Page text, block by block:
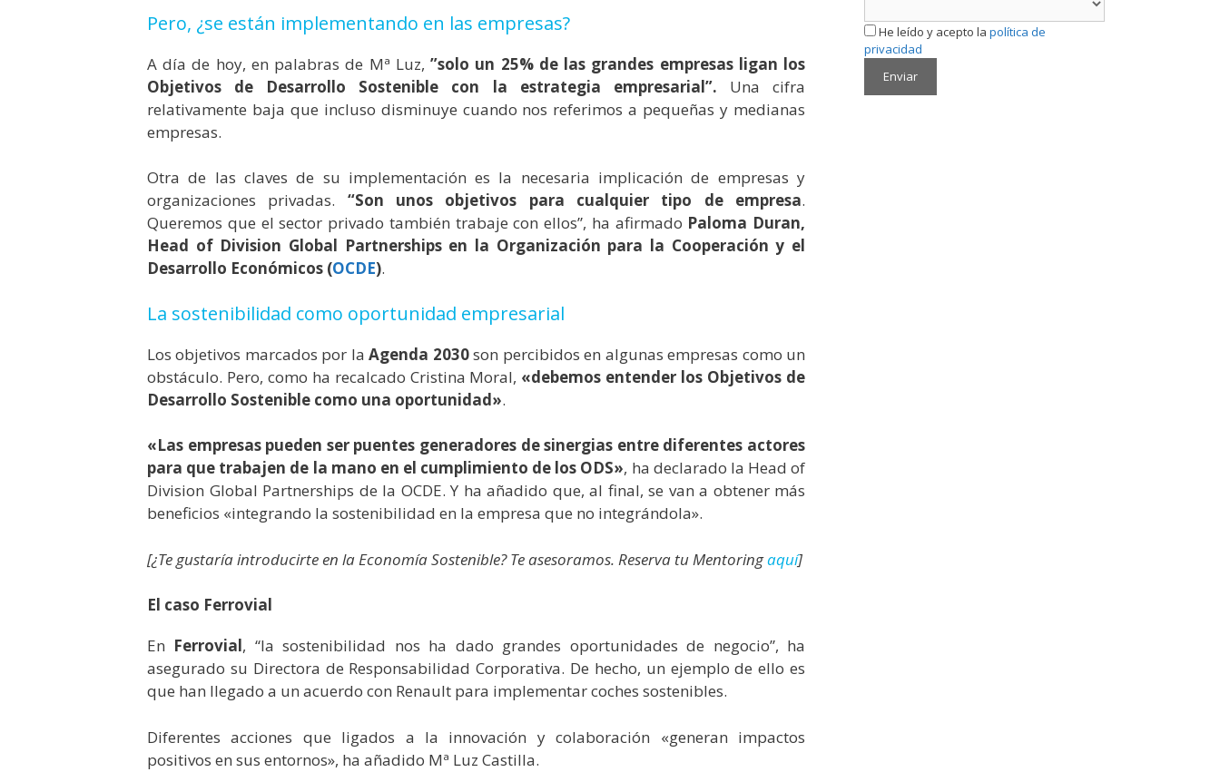
Pero, ¿se están implementando en las empresas?
A día de hoy, en palabras de Mª Luz,”solo un 25% de las grandes empresas ligan los
Objetivos de Desarrollo Sostenible con la estrategia empresarial”. Una cifra
relativamente baja que incluso disminuye cuando nos referimos a pequeñas y medianas
empresas.
Otra de las claves de su implementación es la necesaria implicación de empresas y
organizaciones privadas. “Son unos objetivos para cualquier tipo de empresa.
Queremos que el sector privado también trabaje con ellos”, ha afirmado Paloma Duran,
Head of Division Global Partnerships en la Organización para la Cooperación y el
Desarrollo Económicos (OCDE).
La sostenibilidad como oportunidad empresarial
Los objetivos marcados por la Agenda 2030son percibidos en algunas empresas como un
obstáculo. Pero, como ha recalcado Cristina Moral, «debemos entender los Objetivos de
Desarrollo Sostenible como una oportunidad».
«Las empresas pueden ser puentes generadores de sinergias entre diferentes actores
para que trabajen de la mano en el cumplimiento de los ODS», ha declarado la Head of
Division Global Partnerships de la OCDE. Y ha añadido que, al final, se van a obtener más
beneficios «integrando la sostenibilidad en la empresa que no integrándola».
[¿Te gustaría introducirte en la Economía Sostenible? Te asesoramos. Reserva tu Mentoringaquí]
El caso Ferrovial
En Ferrovial, “la sostenibilidad nos ha dado grandes oportunidades de negocio”, ha
asegurado su Directora de Responsabilidad Corporativa. De hecho, un ejemplo de ello es
que han llegado a un acuerdo con Renault para implementar coches sostenibles.
Diferentes acciones que ligados a la innovación y colaboración «generan impactos
positivos en sus entornos», ha añadido Mª Luz Castilla.
He leído y acepto la política de
privacidad